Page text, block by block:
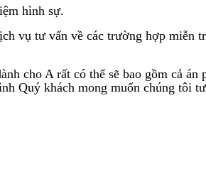
hình sự.
vụ tư vấn về các trường hợp miễn
cho A rất có thể sẽ bao gồm cả án
Quý khách mong muốn chúng tôi